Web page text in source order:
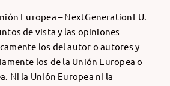
Europea – NextGenerationEU.
de vista y las opiniones
los del autor o autores y
los de la Unión Europea o
Ni la Unión Europea ni la